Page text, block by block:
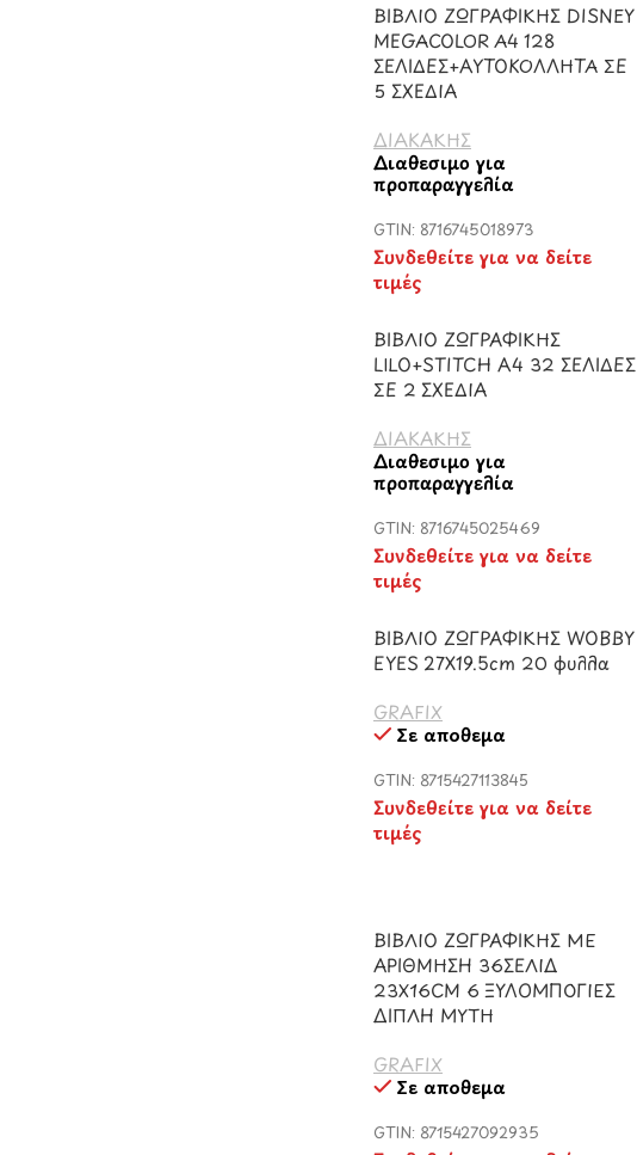
ΒΙΒΛΙΟ ΖΩΓΡΑΦΙΚΗΣ DISNEY
MEGACOLOR Α4 128
ΣΕΛΙΔΕΣ+ΑΥΤΟΚΟΛΛΗΤΑ ΣΕ
5 ΣΧΕΔΙΑ
ΔΙΑΚΑΚΗΣ
Διαθέσιμο για
προπαραγγελία
GTIN: 8716745018973
Συνδεθείτε για να δείτε
τιμές
ΒΙΒΛΙΟ ΖΩΓΡΑΦΙΚΗΣ
LILO+STITCH A4 32 ΣΕΛΙΔΕΣ
ΣΕ 2 ΣΧΕΔΙΑ
ΔΙΑΚΑΚΗΣ
Διαθέσιμο για
προπαραγγελία
GTIN: 8716745025469
Συνδεθείτε για να δείτε
τιμές
ΒΙΒΛΙΟ ΖΩΓΡΑΦΙΚΗΣ WOBBY
EYES 27X19.5cm 20 φυλλα
GRAFIX
Σε απόθεμα
GTIN: 8715427113845
Συνδεθείτε για να δείτε
τιμές
ΒΙΒΛΙΟ ΖΩΓΡΑΦΙΚΗΣ ΜΕ
ΑΡΙΘΜΗΣΗ 36ΣΕΛΙΔ
23Χ16CM 6 ΞΥΛΟΜΠΟΓΙΕΣ
ΔΙΠΛΗ ΜΥΤΗ
GRAFIX
Σε απόθεμα
GTIN: 8715427092935